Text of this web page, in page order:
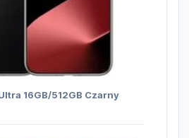
16GB/512GB Czarny